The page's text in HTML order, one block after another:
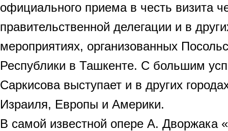
официального приема в честь визита
правительственной делегации и в
мероприятиях, организованных
Республики в Ташкенте. С большим
Саркисова выступает и в других
Израиля, Европы и Америки.
В самой известной опере А. Дворжака